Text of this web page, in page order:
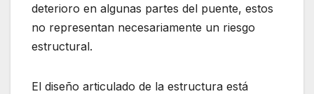
deterioro en algunas partes del puente, estos
no representan necesariamente un riesgo
estructural.
El diseño articulado de la estructura está